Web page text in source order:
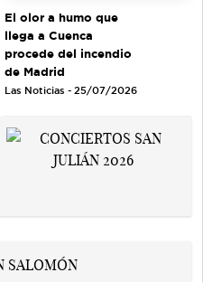
El olor a humo que
llega a Cuenca
procede del incendio
de Madrid
Las Noticias - 25/07/2026